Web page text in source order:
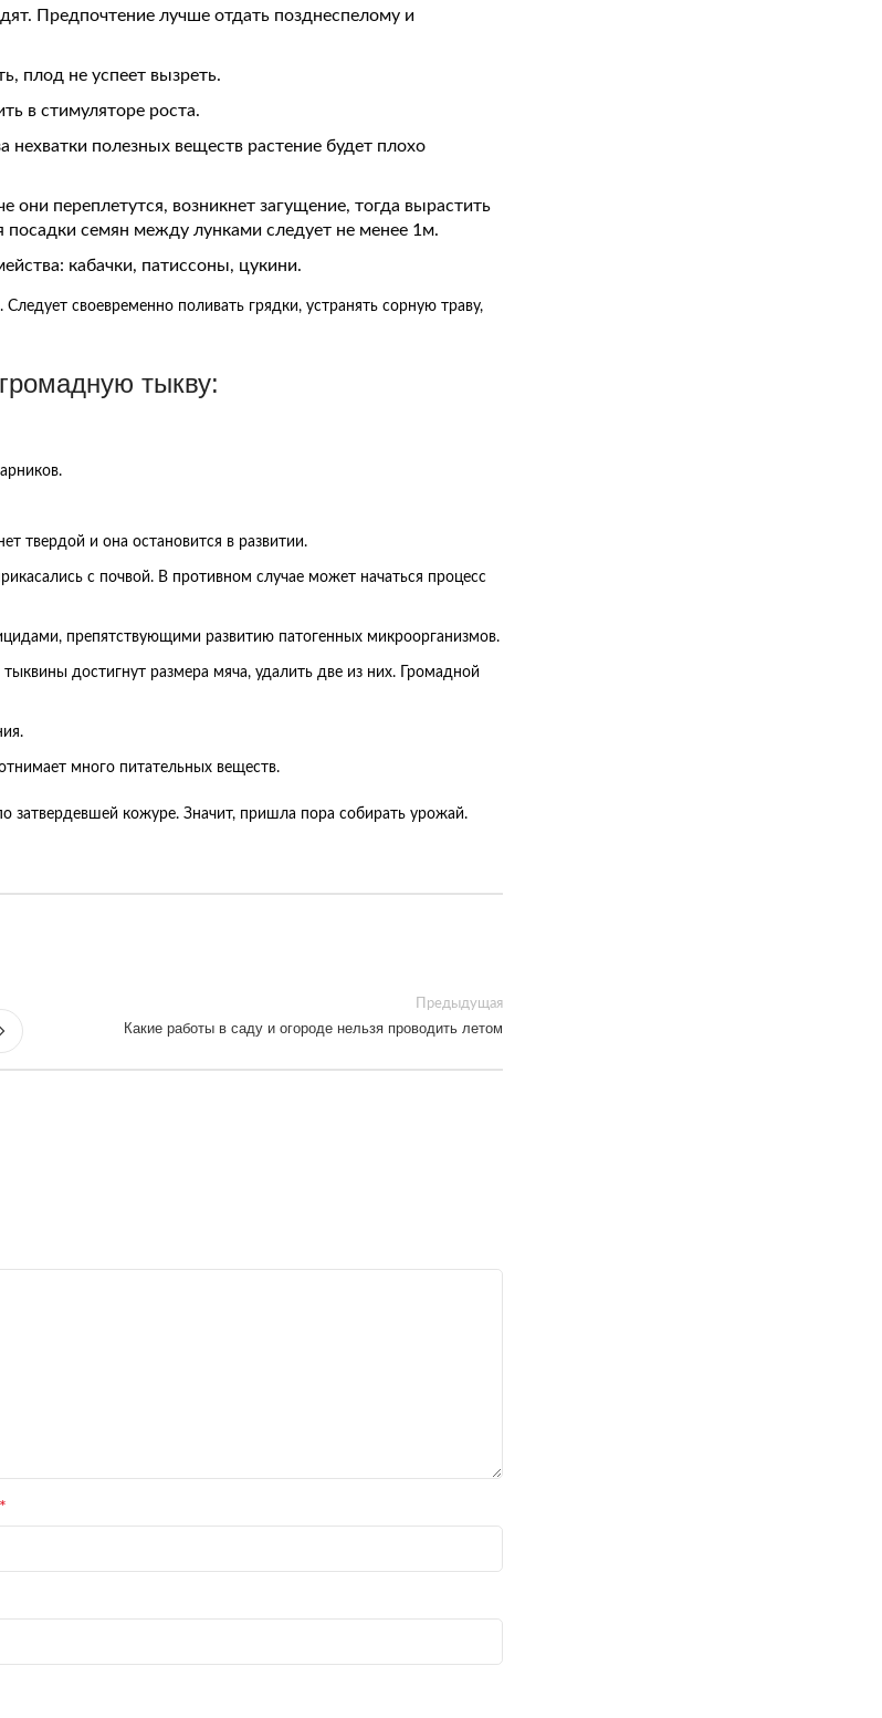
Предпочтение лучше отдать позднеспелому и
плод не успеет вызреть.
в стимуляторе роста.
полезных веществ растение будет плохо
переплетутся, возникнет загущение, тогда вырастить
семян между лунками следует не менее 1м.
кабачки, патиссоны, цукини.
своевременно поливать грядки, устранять сорную траву,
тыкву:
твердой и она остановится в развитии.
с почвой. В противном случае может начаться процесс
препятствующими развитию патогенных микроорганизмов.
достигнут размера мяча, удалить две из них. Громадной
много питательных веществ.
затвердевшей кожуре. Значит, пришла пора собирать урожай.
Предыдущая
Какие работы в саду и огороде нельзя проводить летом
*